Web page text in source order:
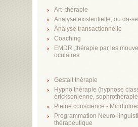
Art–thérapie
Analyse existentielle, ou da-
Analyse transactionnelle
Coaching
EMDR ,thérapie par les
oculaires
Gestalt thérapie
Hypno thérapie (hypnose
éricksonienne,
Pleine conscience -
Programmation Neuro-
thérapeutique